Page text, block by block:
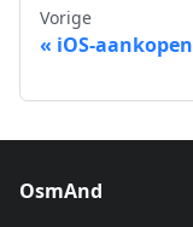
Vorige
iOS-aankopen
OsmAnd